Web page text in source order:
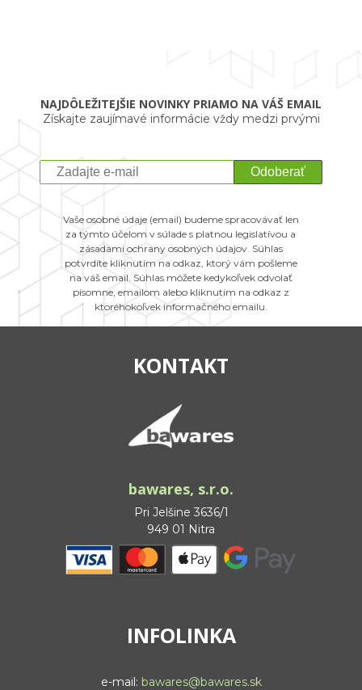
NAJDÔLEŽITEJŠIE NOVINKY PRIAMO NA VÁŠ EMAIL
Získajte zaujímavé informácie vždy medzi prvými
Odoberať
Vaše osobné údaje (email) budeme spracovávať len
za týmto účelom v súlade s platnou legislatívou a
zásadami ochrany osobných údajov. Súhlas
potvrdíte kliknutím na odkaz, ktorý vám pošleme
na váš email. Súhlas môžete kedykoľvek odvolať
písomne, emailom alebo kliknutím na odkaz z
ktoréhokoľvek informačného emailu.
KONTAKT
bawares, s.r.o.
Pri Jelšine 3636/1
949 01 Nitra
INFOLINKA
e-mail: bawares@bawares.sk